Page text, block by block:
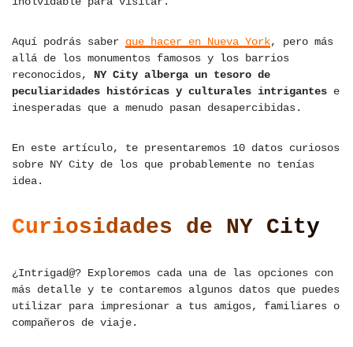
Aquí podrás saber que hacer en Nueva York, pero más
allá de los monumentos famosos y los barrios
reconocidos, NY City alberga un tesoro de
peculiaridades históricas y culturales intrigantes e
inesperadas que a menudo pasan desapercibidas.
En este artículo, te presentaremos 10 datos curiosos
sobre NY City de los que probablemente no tenías
idea.
Curiosidades de NY City
¿Intrigad@? Exploremos cada una de las opciones con
más detalle y te contaremos algunos datos que puedes
utilizar para impresionar a tus amigos, familiares o
compañeros de viaje.